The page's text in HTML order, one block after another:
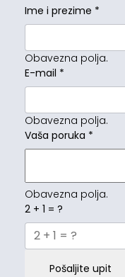
Ime i prezime *
Obavezna polja.
E-mail *
Obavezna polja.
Vaša poruka *
Obavezna polja.
2 + 1 = ?
Pošaljite upit